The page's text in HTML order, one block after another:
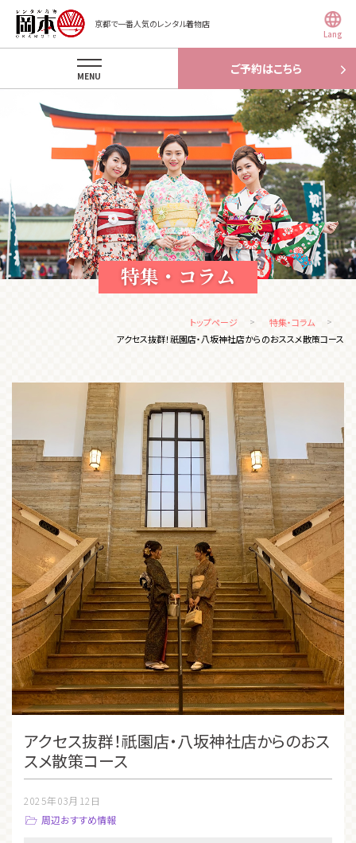
京都で一番人気のレンタル着物店
Lang
ご予約はこちら
MENU
特集・コラム
トップページ
特集・コラム
アクセス抜群！祇園店・八坂神社店からのおススメ散策コース
アクセス抜群！祇園店・八坂神社店からのおス
スメ散策コース
2025年03月12日
周辺おすすめ情報